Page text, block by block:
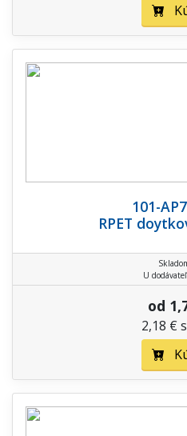
101-
RPET
U
od
2,18 €